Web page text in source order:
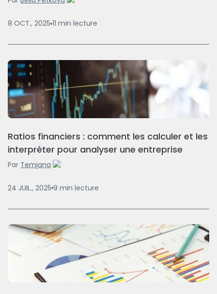
8 OCT., 2025 11 min lecture
Ratios financiers : comment les calculer et les
interpréter pour analyser une entreprise
Par Temjana
24 JUIL., 2025 9 min lecture